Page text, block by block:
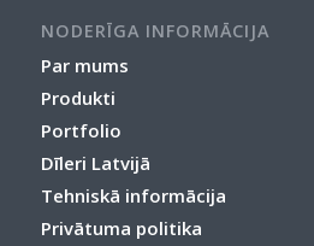
NODERĪGA INFORMĀCIJA
Par mums
Produkti
Portfolio
Dīleri Latvijā
Tehniskā informācija
Privātuma politika